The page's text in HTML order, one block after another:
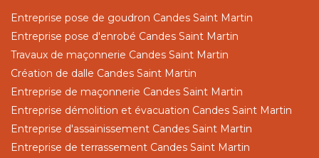
Entreprise pose de goudron Candes Saint Martin
Entreprise pose d'enrobé Candes Saint Martin
Travaux de maçonnerie Candes Saint Martin
Création de dalle Candes Saint Martin
Entreprise de maçonnerie Candes Saint Martin
Entreprise démolition et évacuation Candes Saint Martin
Entreprise d'assainissement Candes Saint Martin
Entreprise de terrassement Candes Saint Martin